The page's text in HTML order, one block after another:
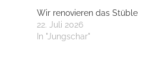
Wir renovieren das Stüble
22. Juli 2026
In "Jungschar"